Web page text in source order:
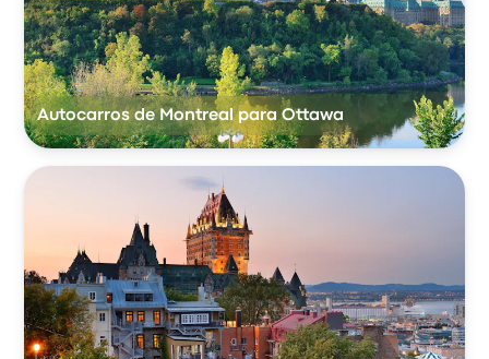
Autocarros de Montreal para Ottawa